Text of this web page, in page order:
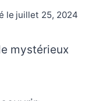
le juillet 25, 2024
mystérieux